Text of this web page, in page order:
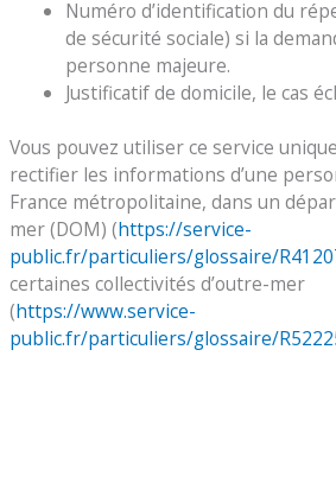
Numéro d’identification du
de sécurité sociale) si la
personne majeure.
Justificatif de domicile, le cas
Vous pouvez utiliser ce service
rectifier les informations d’une
France métropolitaine, dans un
mer (DOM) (https://service-
public.fr/particuliers/glossaire/
certaines collectivités d’outre-mer
(https://www.service-
public.fr/particuliers/glossaire/